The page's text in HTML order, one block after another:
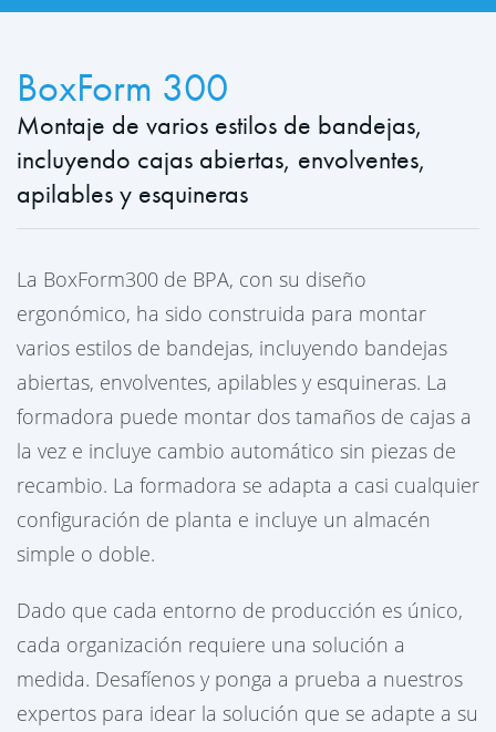
BoxForm 300
Montaje de varios estilos de bandejas,
incluyendo cajas abiertas, envolventes,
apilables y esquineras
La BoxForm300 de BPA, con su diseño
ergonómico, ha sido construida para montar
varios estilos de bandejas, incluyendo bandejas
abiertas, envolventes, apilables y esquineras. La
formadora puede montar dos tamaños de cajas a
la vez e incluye cambio automático sin piezas de
recambio. La formadora se adapta a casi cualquier
configuración de planta e incluye un almacén
simple o doble.
Dado que cada entorno de producción es único,
cada organización requiere una solución a
medida. Desafíenos y ponga a prueba a nuestros
expertos para idear la solución que se adapte a su